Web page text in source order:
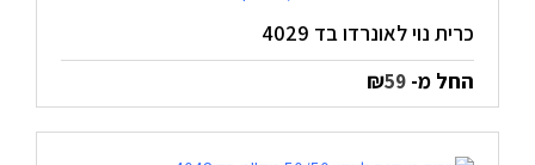
כרית נוי לאונרדו בד 4029
החל מ-
₪59